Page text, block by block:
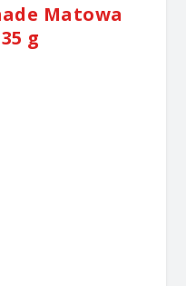
Matowa
g